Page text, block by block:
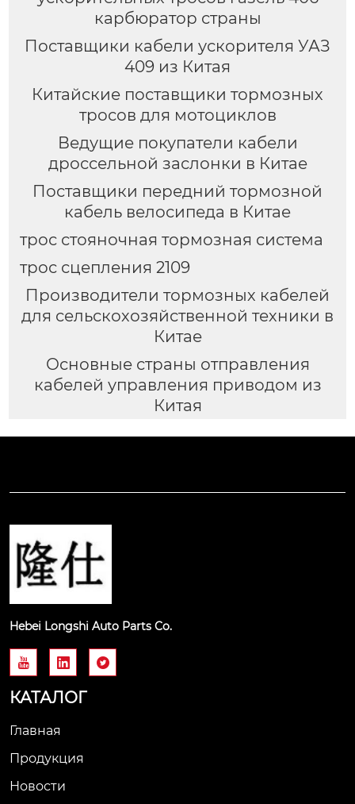
карбюратор страны
Поставщики кабели ускорителя УАЗ
409 из Китая
Китайские поставщики тормозных
тросов для мотоциклов
Ведущие покупатели кабели
дроссельной заслонки в Китае
Поставщики передний тормозной
кабель велосипеда в Китае
трос стояночная тормозная система
трос сцепления 2109
Производители тормозных кабелей
для сельскохозяйственной техники в
Китае
Основные страны отправления
кабелей управления приводом из
Китая
Hebei Longshi Auto Parts Co.
  
КАТАЛОГ
Главная
Продукция
Новости